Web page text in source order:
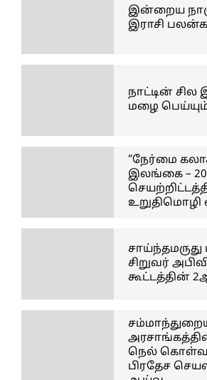
இன்றைய
இராசி
நாட்டின்
மழை
“நேர்மை
இலங்கை –
உறுதிமொழி
சாய்ந்தமருது
சிறுவர்
கூட்டத்தின்
நெல்
பிரதேச